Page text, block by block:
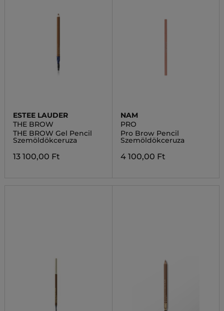
ESTEE LAUDER
THE BROW
THE BROW Gel Pencil
Szemöldökceruza
13 100,00 Ft
NAM
PRO
Pro Brow Pencil
Szemöldökceruza
4 100,00 Ft